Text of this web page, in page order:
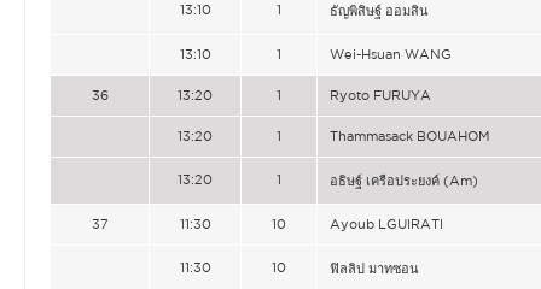
13:10 1 ธัญพิสิษฐ์ ออมสิน
13:10 1 Wei-Hsuan WANG
36 13:20 1 Ryoto FURUYA
13:20 1 Thammasack BOUAHOM
13:20 1 อธิษฐ์ เครือประยงค์ (Am)
37 11:30 10 Ayoub LGUIRATI
11:30 10 ฟิลลิป มาทซอน